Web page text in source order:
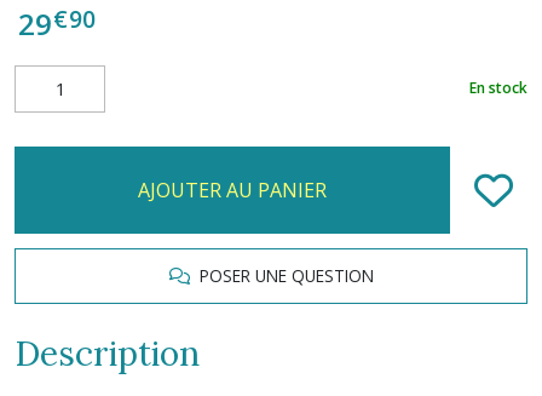
29€90
En stock
AJOUTER AU PANIER
POSER UNE QUESTION
Description